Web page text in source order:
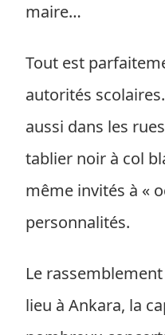
maire…
Tout est
autorités
aussi dans les
tablier noir à col
même invités à «
personnalités.
Le
lieu à Ankara, la